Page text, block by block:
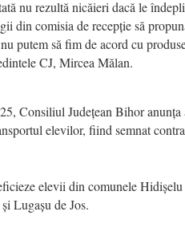
nu rezultă nicăieri dacă le
din comisia de recepție să
putem să fim de acord cu
CJ, Mircea Mălan.
Consiliul Județean Bihor anunța
elevilor, fiind semnat
elevii din comunele
Lugașu de Jos.